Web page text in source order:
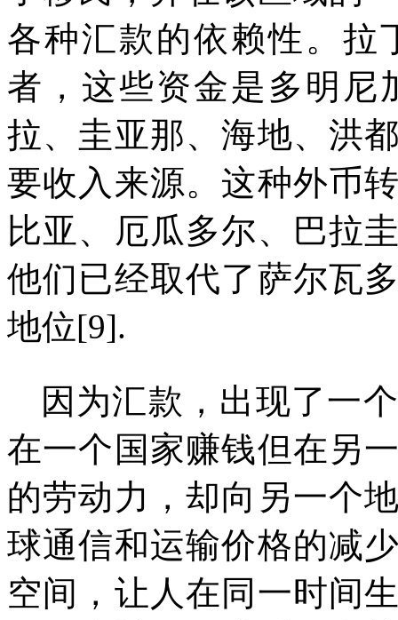
各种汇款的依赖性。拉
者，这些资金是多明尼
拉、圭亚那、海地、洪
要收入来源。这种外币
比亚、厄瓜多尔、巴拉
他们已经取代了萨尔瓦
地位[9].
因为汇款，出现了一
在一个国家赚钱但在另
的劳动力，却向另一个
球通信和运输价格的减
空间，让人在同一时间